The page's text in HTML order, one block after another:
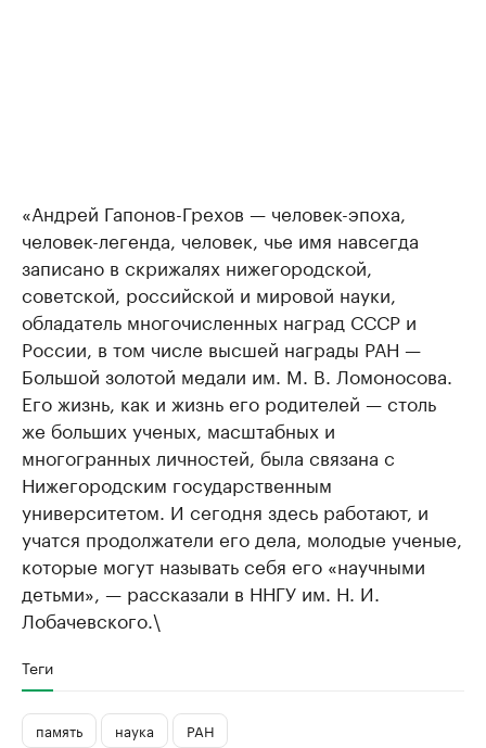
«Андрей Гапонов-Грехов — человек-эпоха,
человек-легенда, человек, чье имя навсегда
записано в скрижалях нижегородской,
советской, российской и мировой науки,
обладатель многочисленных наград СССР и
России, в том числе высшей награды РАН —
Большой золотой медали им. М. В. Ломоносова.
Его жизнь, как и жизнь его родителей — столь
же больших ученых, масштабных и
многогранных личностей, была связана с
Нижегородским государственным
университетом. И сегодня здесь работают, и
учатся продолжатели его дела, молодые ученые,
которые могут называть себя его «научными
детьми», — рассказали в ННГУ им. Н. И.
Лобачевского.\
Теги
память наука РАН